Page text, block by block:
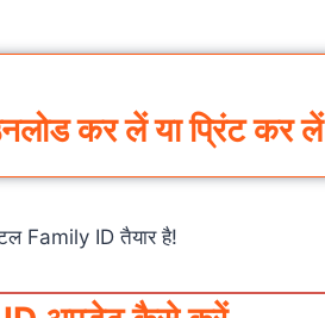
कर लें या प्रिंट कर लें
Family ID तैयार है!